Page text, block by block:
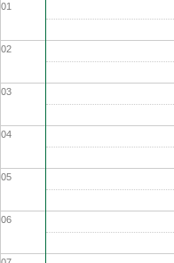
01
02
03
04
05
06